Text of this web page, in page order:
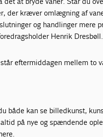
der kræver omlægning af
og handlinger mere
Henrik Dresbøll.
eftermiddagen mellem to
både kan se billedkunst,
på nye og spændende